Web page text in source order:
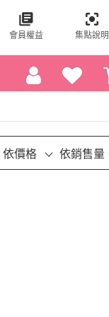
會員權益 集點說明
依價格 依銷售量